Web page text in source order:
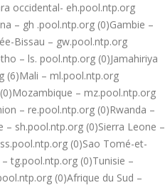
occidental- eh.pool.ntp.org
– gh .pool.ntp.org (0)Gambie –
Bissau – gw.pool.ntp.org
– ls. pool.ntp.org (0)Jamahiriya
(6)Mali – ml.pool.ntp.org
– mz.pool.ntp.org
– re.pool.ntp.org (0)Rwanda –
– sh.pool.ntp.org (0)Sierra Leone –
(0)Sao Tomé-et-
tg.pool.ntp.org (0)Tunisie –
(0)Afrique du Sud –